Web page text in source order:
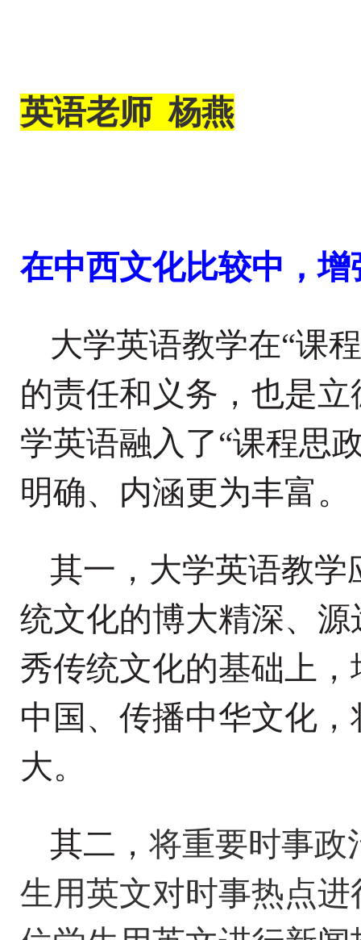
英语老师 杨燕
在中西文化比较中，增
大学英语教学在“课
的责任和义务，也是立
学英语融入了“课程思
明确、内涵更为丰富。
其一， 大学英语教学
统文化的博大精深、
秀传统文化的基础上
中国、传播中华文化
大。
其二， 将重要时事政
生用英文对时事热点进